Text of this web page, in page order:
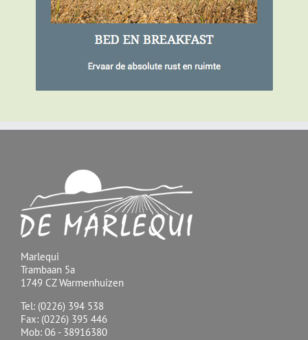
Marlequi
Trambaan 5a
1749 CZ Warmenhuizen
Tel: (0226) 394 538
Fax: (0226) 395 446
Mob: 06 - 38916380